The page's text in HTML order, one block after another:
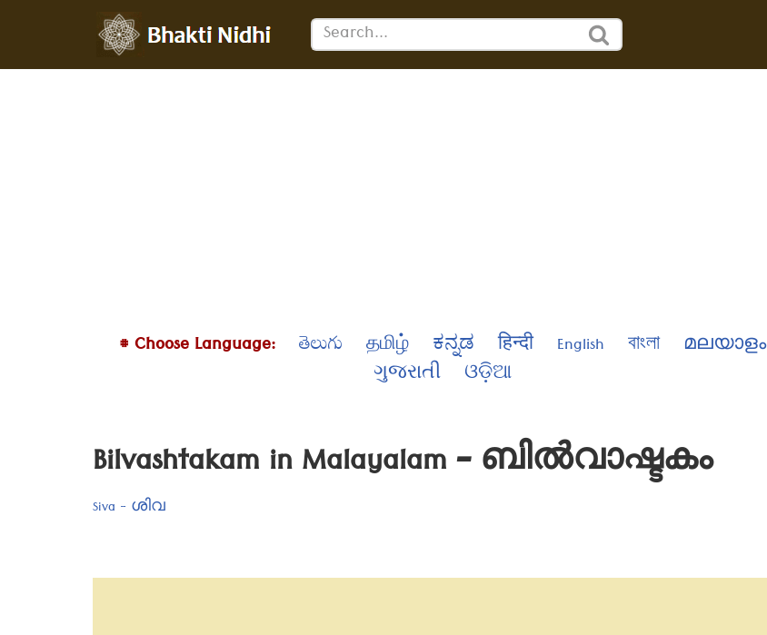
ഉള്ളടക്കത്തിലേക്ക്
# Choose Language: తెలుగు தமிழ் ಕನ್ನಡ हिन्दी English বাংলা
മലയാളം
ગુજરાતી
ଓଡ଼ିଆ
Bilvashtakam in Malayalam – ബിൽവാഷ്ടകം
Siva - ശിവ